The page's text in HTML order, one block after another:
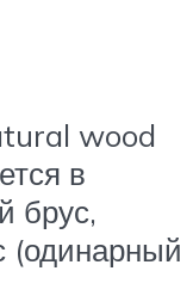
wood
в
брус,
(одинарный